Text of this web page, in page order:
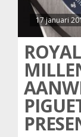
17 januari